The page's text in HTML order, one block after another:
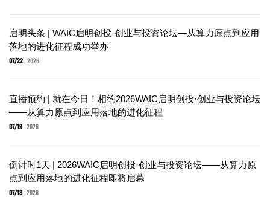
启明头条 | WAIC启明创投·创业与投资论坛—从算力原点到应用
落地的进化征程成功举办
07/22 2026
直播预约 | 就在今日！相约2026WAIC启明创投·创业与投资论坛
——从算力原点到应用落地的进化征程
07/19 2026
倒计时1天 | 2026WAIC启明创投·创业与投资论坛——从算力原
点到应用落地的进化征程即将启幕
07/18 2026